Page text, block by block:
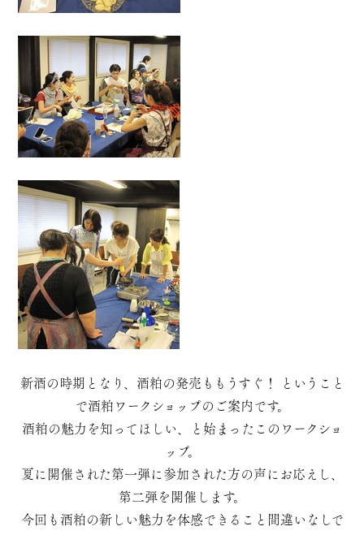
新酒の時期となり、酒粕の発売ももうすぐ！ ということ
で酒粕ワークショップのご案内です。
酒粕の魅力を知ってほしい、と始まったこのワークショ
ップ。
夏に開催された第一弾に参加された方の声にお応えし、
第二弾を開催します。
今回も酒粕の新しい魅力を体感できること間違いなしで